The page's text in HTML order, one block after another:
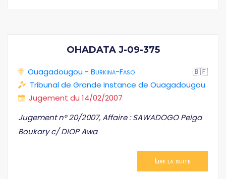
OHADATA J-09-375
Ouagadougou - Burkina-Faso
🇧🇫
Tribunal de Grande Instance de Ouagadougou
Jugement du 14/02/2007
Jugement n° 20/2007, Affaire : SAWADOGO Pelga
Boukary c/ DIOP Awa
Lire la suite